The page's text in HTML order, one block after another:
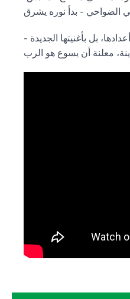
بل بأغنيتها الجديدة -